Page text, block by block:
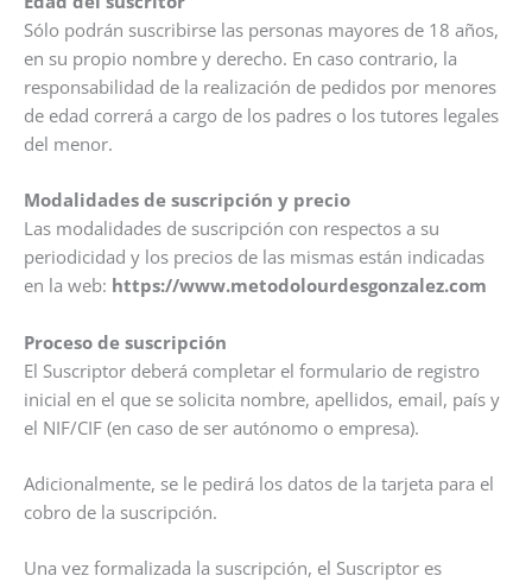
Sólo podrán suscribirse las personas mayores de 18 años,
en su propio nombre y derecho. En caso contrario, la
responsabilidad de la realización de pedidos por menores
de edad correrá a cargo de los padres o los tutores legales
del menor.
Modalidades de suscripción y precio
Las modalidades de suscripción con respectos a su
periodicidad y los precios de las mismas están indicadas
en la web: https://www.metodolourdesgonzalez.com
Proceso de suscripción
El Suscriptor deberá completar el formulario de registro
inicial en el que se solicita nombre, apellidos, email, país y
el NIF/CIF (en caso de ser autónomo o empresa).
Adicionalmente, se le pedirá los datos de la tarjeta para el
cobro de la suscripción.
Una vez formalizada la suscripción, el Suscriptor es